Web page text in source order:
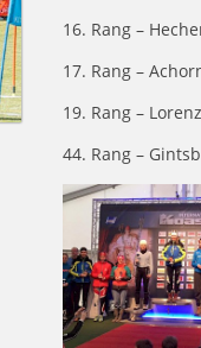
16. Rang –
17. Rang –
19. Rang –
44. Rang –